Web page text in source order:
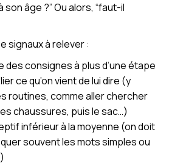
son âge ?” Ou alors, “faut-il
signaux à relever :
des consignes à plus d’une étape
ce qu’on vient de lui dire (y
routines, comme aller chercher
chaussures, puis le sac…)
inférieur à la moyenne (on doit
souvent les mots simples ou